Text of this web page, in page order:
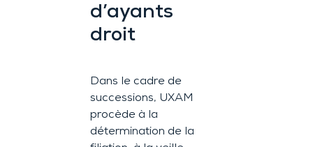
d’ayants
droit
Dans le cadre de
successions, UXAM
procède à la
détermination de la